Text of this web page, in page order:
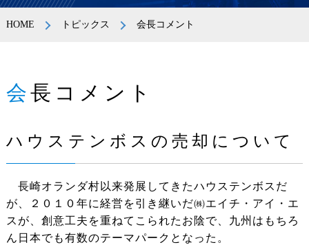
HOME トピックス 会長コメント
会長コメント
ハウステンボスの売却について
長崎オランダ村以来発展してきたハウステンボスだ
が、２０１０年に経営を引き継いだ㈱エイチ・アイ・エ
スが、創意工夫を重ねてこられたお陰で、九州はもちろ
ん日本でも有数のテーマパークとなった。